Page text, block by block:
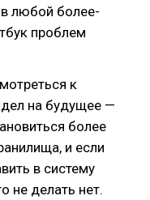
любой более-
проблем
к
на будущее —
более
и если
в систему
не делать нет.